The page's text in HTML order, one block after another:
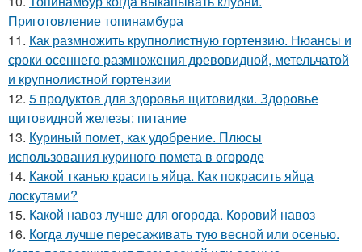
Приготовление топинамбура
11. Как размножить крупнолистную гортензию. Нюансы и
сроки осеннего размножения древовидной, метельчатой
и крупнолистной гортензии
12. 5 продуктов для здоровья щитовидки. Здоровье
щитовидной железы: питание
13. Куриный помет, как удобрение. Плюсы
использования куриного помета в огороде
14. Какой тканью красить яйца. Как покрасить яйца
лоскутами?
15. Какой навоз лучше для огорода. Коровий навоз
16. Когда лучше пересаживать тую весной или осенью.